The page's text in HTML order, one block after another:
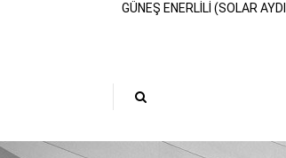
GÜNEŞ ENERLILI (SOLAR